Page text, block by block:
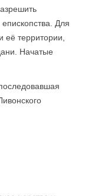
Для
её территории,
Начатые